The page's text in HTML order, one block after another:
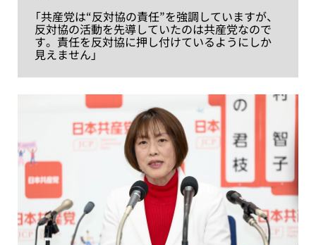
「共産党は“反対協の責任”を強調していますが、
反対協の活動を先導していたのは共産党なので
す。責任を反対協に押し付けているようにしか
見えません」